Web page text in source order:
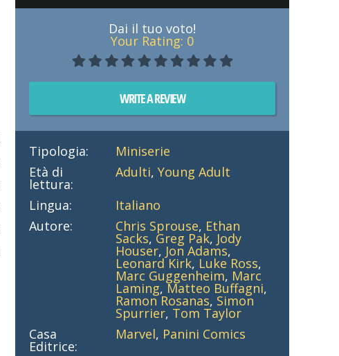
Dai il tuo voto!
Your Rating: 0
WRITE A REVIEW
Tipologia:
Miniserie
Età di
lettura:
Adulti, Young Adult
Lingua:
Italiano
Autore:
Chris Sprouse, Ethan
Sacks, Greg Pak, Jody
Houser, Jon Adams,
Leonard Kirk, Luke Ross,
Marc Guggenheim, Marc
Laming,Matteo Buffagni,
Ramon Rosanas, Simon
Spurrier, Tom Taylor
Casa
Editrice:
Marvel, Panini Comics